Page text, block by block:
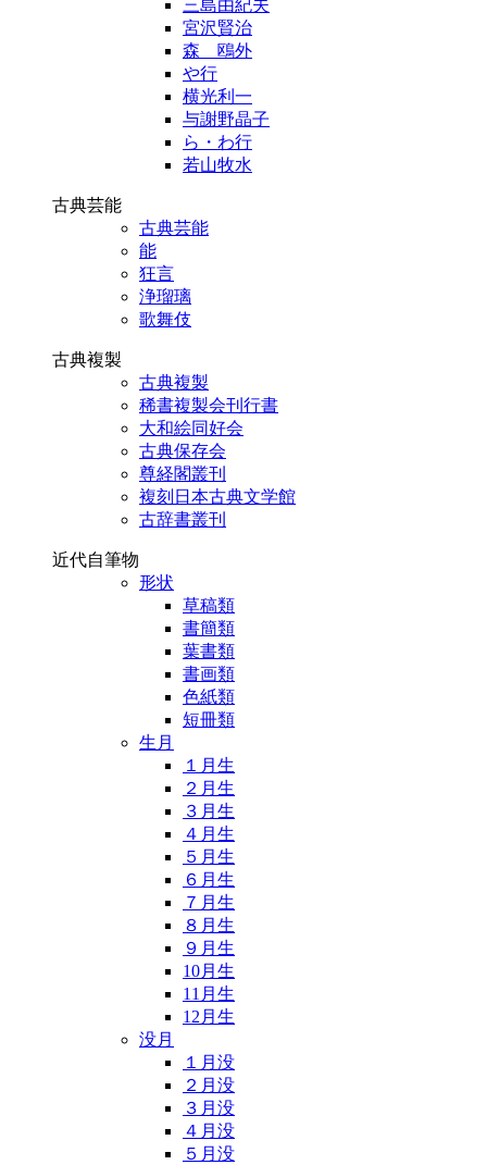
三島由紀夫
宮沢賢治
森 鴎外
や行
横光利一
与謝野晶子
ら・わ行
若山牧水
古典芸能
古典芸能
能
狂言
浄瑠璃
歌舞伎
古典複製
古典複製
稀書複製会刊行書
大和絵同好会
古典保存会
尊経閣叢刊
複刻日本古典文学館
古辞書叢刊
近代自筆物
形状
草稿類
書簡類
葉書類
書画類
色紙類
短冊類
生月
１月生
２月生
３月生
４月生
５月生
６月生
７月生
８月生
９月生
10月生
11月生
12月生
没月
１月没
２月没
３月没
４月没
５月没